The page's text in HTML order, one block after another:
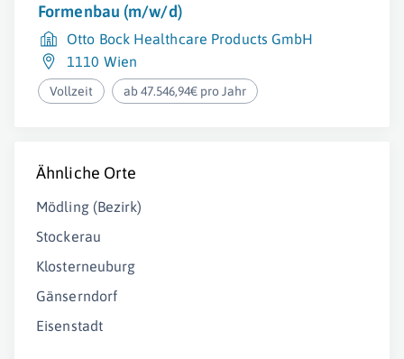
Formenbau (m/w/d)
Otto Bock Healthcare Products GmbH
1110 Wien
Vollzeit ab 47.546,94€ pro Jahr
Ähnliche Orte
Mödling (Bezirk)
Stockerau
Klosterneuburg
Gänserndorf
Eisenstadt